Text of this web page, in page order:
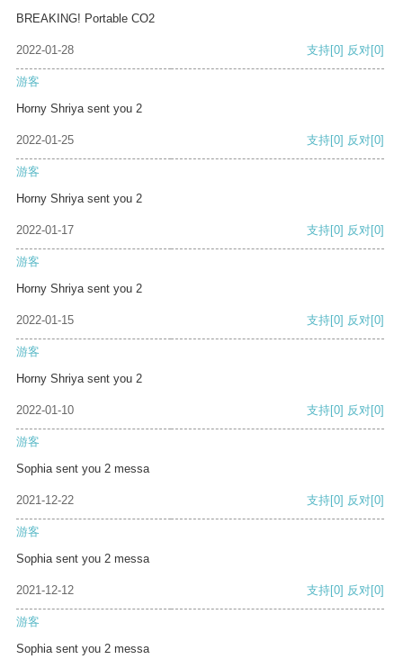
BREAKING! Portable CO2
2022-01-28 支持[0] 反对[0]
游客
Horny Shriya sent you 2
2022-01-25 支持[0] 反对[0]
游客
Horny Shriya sent you 2
2022-01-17 支持[0] 反对[0]
游客
Horny Shriya sent you 2
2022-01-15 支持[0] 反对[0]
游客
Horny Shriya sent you 2
2022-01-10 支持[0] 反对[0]
游客
Sophia sent you 2 messa
2021-12-22 支持[0] 反对[0]
游客
Sophia sent you 2 messa
2021-12-12 支持[0] 反对[0]
游客
Sophia sent you 2 messa